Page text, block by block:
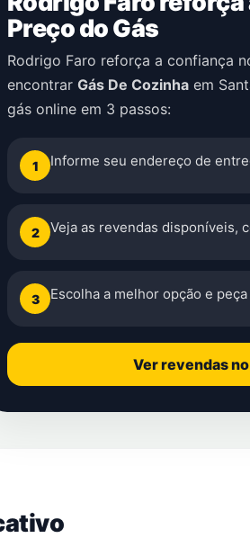
Preço do Gás
Rodrigo Faro reforça a confiança
encontrar Gás De Cozinha em
gás online em 3 passos:
1 Informe seu endereço de
2 Veja as revendas disponíveis,
3 Escolha a melhor opção e
Ver revendas